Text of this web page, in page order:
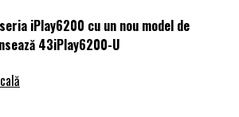
iPlay6200 cu un nou model de
43iPlay6200-U